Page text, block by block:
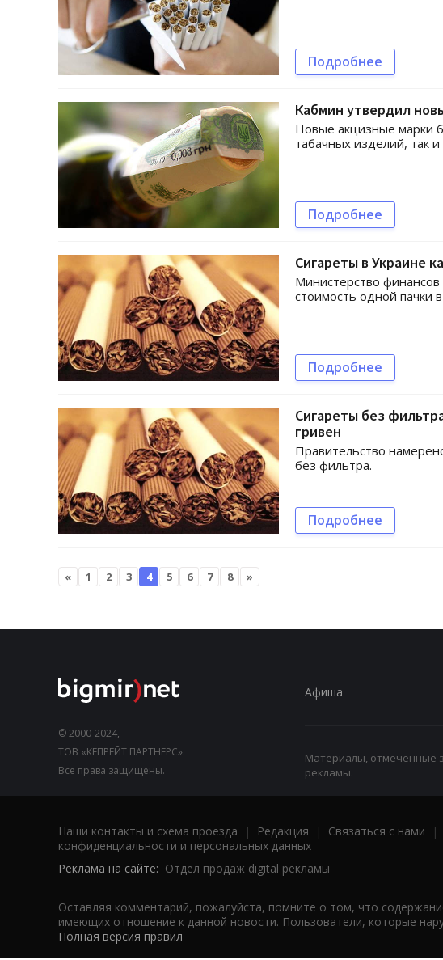
Подробнее
Кабмин утвердил
Новые акцизные марки
табачных изделий, так
Подробнее
Сигареты в Украине
Министерство
стоимость одной пачки
Подробнее
Сигареты без
гривен
Правительство
без фильтра.
Подробнее
« 1 2 3 4 5 6 7 8 »
© 2000-2024,
ТОВ «КЕПРЕЙТ ПАРТНЕРС».
Все права защищены.
Афиша
Материалы, отмеченные
рекламы.
Наши контакты и схема проезда | Редакция | Связаться с нами |
конфиденциальности и персональных данных
Реклама на сайте: Отдел продаж digital рекламы
Оставляя комментарий, пожалуйста, помните о том, что
имеющих отношение к данной новости. Пользователи, которые
Полная версия правил